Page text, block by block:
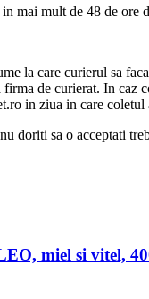
mai mult de 48 de ore
la care curierul sa
de curierat. In
in ziua in care coletul
doriti sa o acceptati
miel si vitel,